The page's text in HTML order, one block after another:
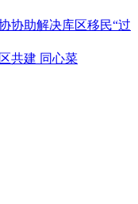
协助解决库区移民“过
共建 同心菜